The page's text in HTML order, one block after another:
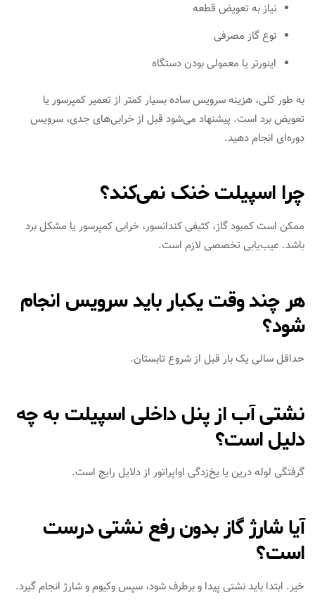
نیاز به تعویض قطعه
نوع گاز مصرفی
اینورتر یا معمولی بودن دستگاه
به طور کلی، هزینه سرویس ساده بسیار کمتر از تعمیر کمپرسور یا
تعویض برد است. پیشنهاد می‌شود قبل از خرابی‌های جدی، سرویس
دوره‌ای انجام دهید.
چرا اسپیلت خنک نمی‌کند؟
ممکن است کمبود گاز، کثیفی کندانسور، خرابی کمپرسور یا مشکل برد
باشد. عیب‌یابی تخصصی لازم است.
هر چند وقت یکبار باید سرویس انجام
شود؟
حداقل سالی یک بار قبل از شروع تابستان.
نشتی آب از پنل داخلی اسپیلت به چه
دلیل است؟
گرفتگی لوله درین یا یخ‌زدگی اواپراتور از دلایل رایج است.
آیا شارژ گاز بدون رفع نشتی درست
است؟
خیر. ابتدا باید نشتی پیدا و برطرف شود، سپس وکیوم و شارژ انجام گیرد.